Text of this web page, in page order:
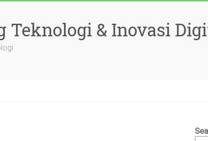
Teknologi & Inovasi